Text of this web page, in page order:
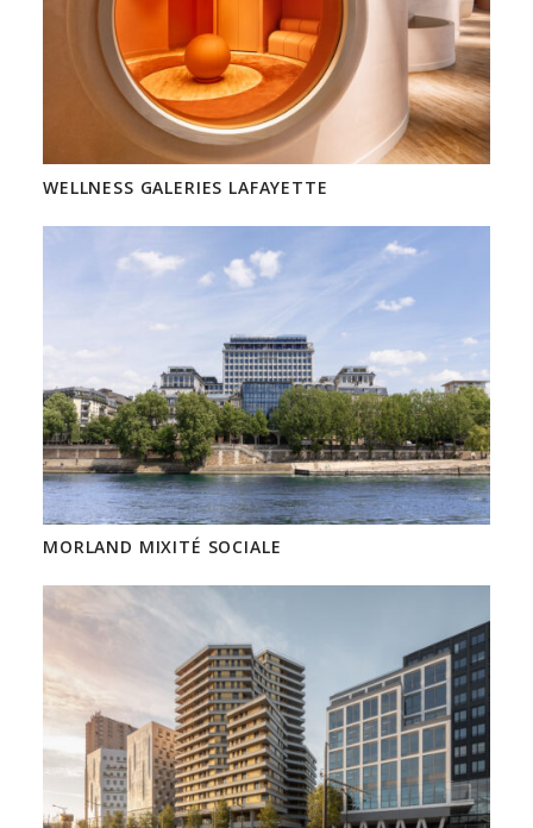
WELLNESS GALERIES LAFAYETTE
MORLAND MIXITÉ SOCIALE